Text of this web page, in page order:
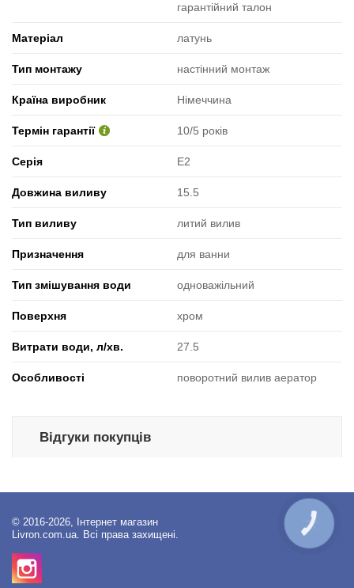
гарантійний талон
Матеріал латунь
Тип монтажу настінний монтаж
Країна виробник Німеччина
Термін гарантії 10/5 років
Серія E2
Довжина виливу 15.5
Тип виливу литий вилив
Призначення для ванни
Тип змішування води одноважільний
Поверхня хром
Витрати води, л/хв. 27.5
Особливості поворотний вилив аератор
Відгуки покупців
© 2016-2026, Інтернет магазин
Livron.com.ua. Всі права захищені.
КНОПКА
ЗВ'ЯЗКУ